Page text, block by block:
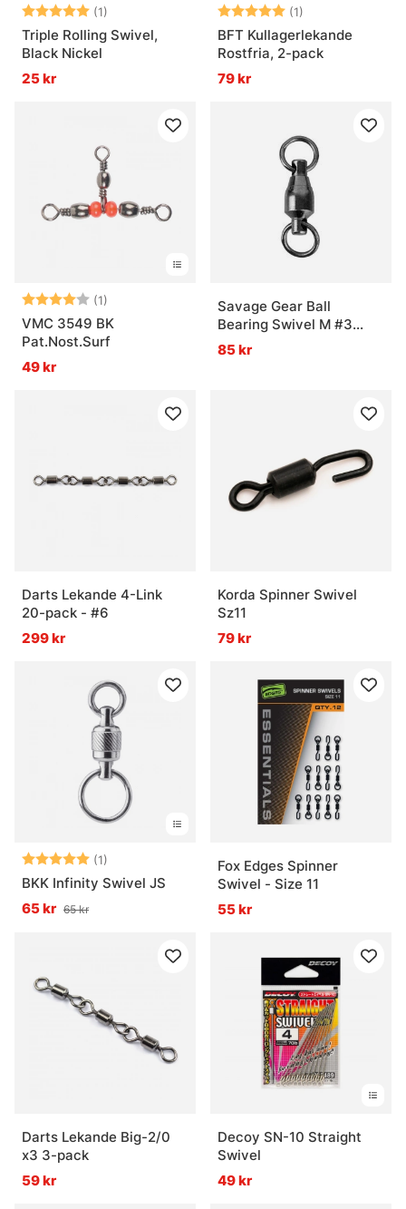
Betyg: (1)
5.0 utav 5 stjärnor
Triple Rolling Swivel,
Black Nickel
25 kr
Betyg: (1)
BFT Kullagerlekande
Rostfria, 2-pack
79 kr
Betyg: (1)
4.0 utav 5 stjärnor
VMC 3549 BK
Pat.Nost.Surf
49 kr
Savage Gear Ball
Bearing Swivel M #3
34kg 8-pack
85 kr
Darts Lekande 4-Link
20-pack - #6
299 kr
Korda Spinner Swivel
Sz11
79 kr
Betyg: (1)
5.0 utav 5 stjärnor
BKK Infinity Swivel JS
65 kr 65 kr
Fox Edges Spinner
Swivel - Size 11
55 kr
Darts Lekande Big-2/0
x3 3-pack
59 kr
Decoy SN-10 Straight
Swivel
49 kr